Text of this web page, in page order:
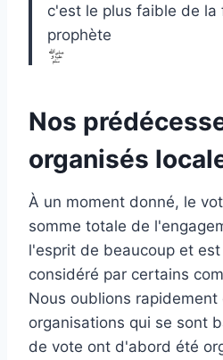
c'est le plus faible de la
prophète
Nos
organisés
À un moment donné, le
somme totale de
l'esprit de beaucoup et
considéré par certains
Nous oublions rapidement
organisations qui se sont
de vote ont d'abord été